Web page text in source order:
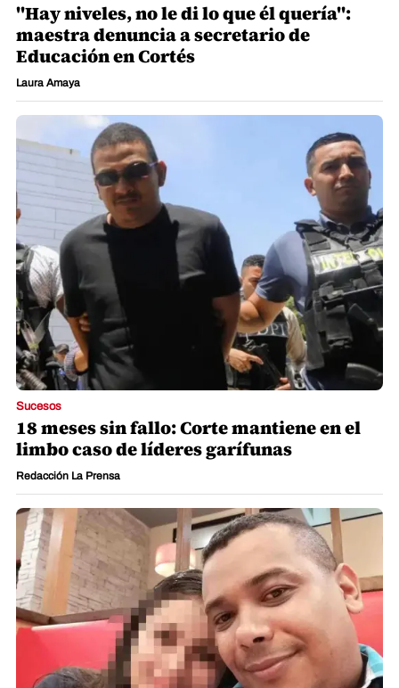
"Hay niveles, no le di lo que él quería":
maestra denuncia a secretario de
Educación en Cortés
Laura Amaya
Sucesos
18 meses sin fallo: Corte mantiene en el
limbo caso de líderes garífunas
Redacción La Prensa